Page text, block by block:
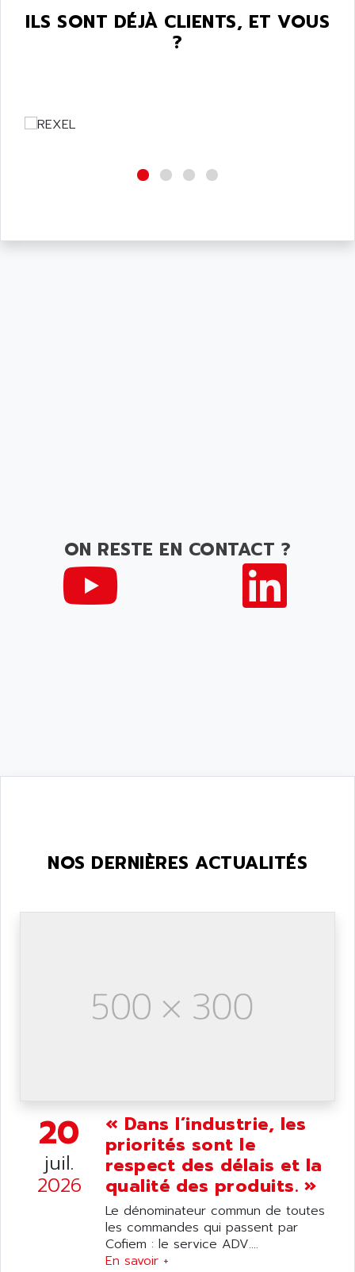
ILS SONT DÉJÀ CLIENTS, ET VOUS
?
ON RESTE EN CONTACT ?
NOS DERNIÈRES ACTUALITÉS
20
juil.
2026
« Dans l’industrie, les
priorités sont le
respect des délais et la
qualité des produits. »
Le dénominateur commun de toutes
les commandes qui passent par
Cofiem : le service ADV....
En savoir +